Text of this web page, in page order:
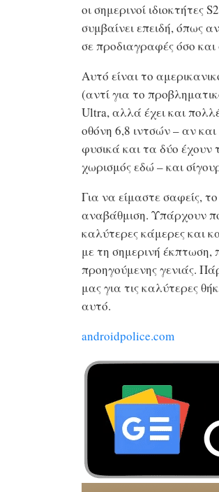
οι σημερινοί ιδιοκτήτες
συμβαίνει επειδή, όπως
σε προδιαγραφές όσο
Αυτό είναι το
(αντί για το
Ultra, αλλά έχει και
οθόνη 6,8 ιντσών – αν
φυσικά και τα δύο έχουν
χωρισμός εδώ – και
Για να είμαστε σαφείς,
αναβάθμιση. Υπάρχουν
καλύτερες κάμερες και
με τη σημερινή έκπτωση,
προηγούμενης γενιάς.
μας για τις καλύτερες
αυτό.
androidpolice.com